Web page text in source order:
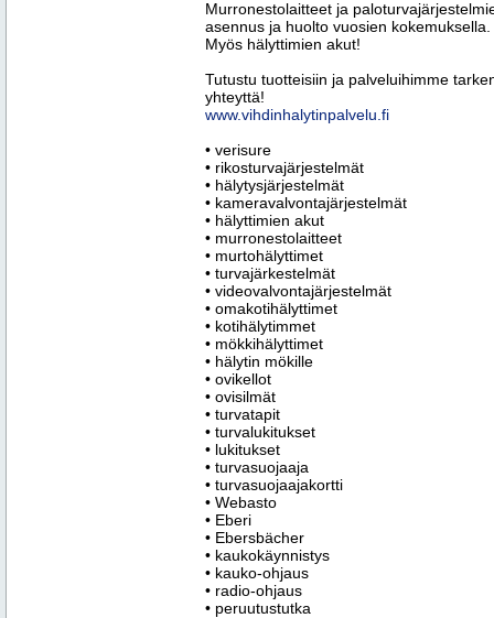
Murronestolaitteet ja
asennus ja huolto vuosien kokemuksella.
Myös hälyttimien akut!
Tutustu tuotteisiin ja palveluihimme
yhteyttä!
www.vihdinhalytinpalvelu.fi
• verisure
• rikosturvajärjestelmät
• hälytysjärjestelmät
• kameravalvontajärjestelmät
• hälyttimien akut
• murronestolaitteet
• murtohälyttimet
• turvajärkestelmät
• videovalvontajärjestelmät
• omakotihälyttimet
• kotihälytimmet
• mökkihälyttimet
• hälytin mökille
• ovikellot
• ovisilmät
• turvatapit
• turvalukitukset
• lukitukset
• turvasuojaaja
• turvasuojaajakortti
• Webasto
• Eberi
• Ebersbächer
• kaukokäynnistys
• kauko-ohjaus
• radio-ohjaus
• peruutustutka